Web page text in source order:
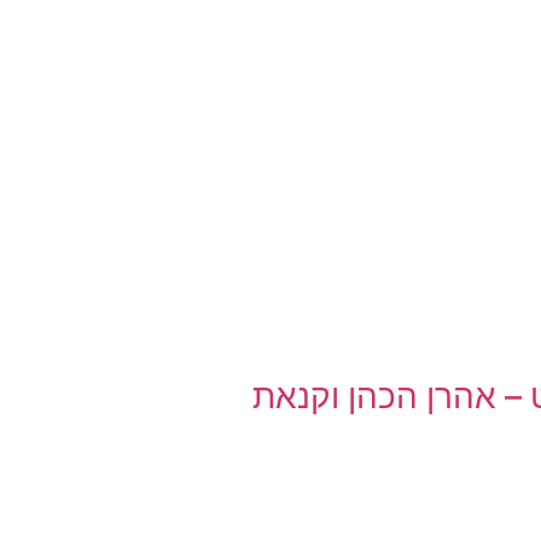
אהרן הכהן וקנאת